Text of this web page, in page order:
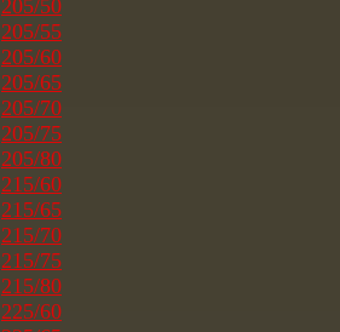
205/50
205/55
205/60
205/65
205/70
205/75
205/80
215/60
215/65
215/70
215/75
215/80
225/60